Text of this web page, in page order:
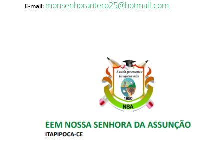
E-mail: monsenhorantero25@hotmail.com